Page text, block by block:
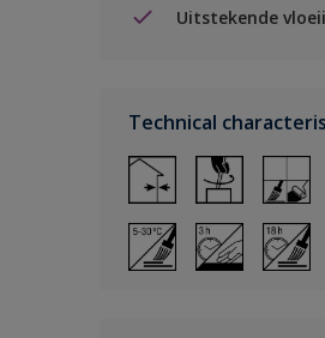
Uitstekende
Technical